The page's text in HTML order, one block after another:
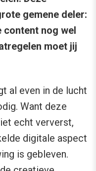
gemene deler:
content nog wel
moet jij
al even in de lucht
Want deze
echt ververst,
digitale aspect
is gebleven.